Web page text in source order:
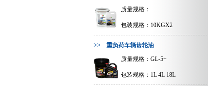
质量规格：
包装规格：10KGX2
>> 重负荷车辆齿轮油
质量规格：GL-5+
包装规格：1L 4L 18L